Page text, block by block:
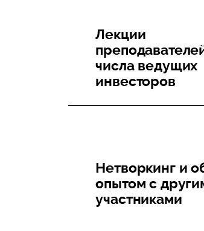
Лекции
числа ведущих
инвесторов
Нетворкинг и
опытом с
участниками